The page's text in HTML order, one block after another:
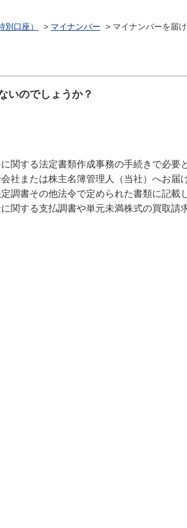
口座） > マイナンバー > マイナンバーを届
いのでしょうか？
関する法定書類作成事務の手続きで必要
社または株主名簿管理人（当社）へお届
調書その他法令で定められた書類に記載
関する支払調書や単元未満株式の買取請